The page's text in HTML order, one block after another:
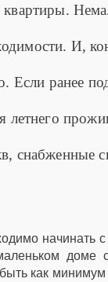
И,
Если ранее
летнего
снабженные
начинать
доме
как минимум